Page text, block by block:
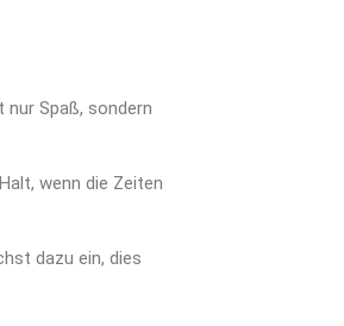
Spaß, sondern
wenn die Zeiten
dazu ein, dies